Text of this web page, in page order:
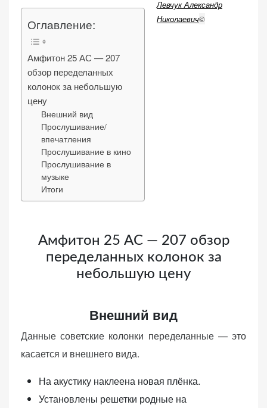
Левчук Александр
Николаевич©
Оглавление:
Амфитон 25 АС — 207
обзор переделанных
колонок за небольшую
цену
Внешний вид
Прослушивание/
впечатления
Прослушивание в кино
Прослушивание в
музыке
Итоги
Амфитон 25 АС — 207 обзор
переделанных колонок за
небольшую цену
Внешний вид
Данные советские колонки переделанные — это
касается и внешнего вида.
На акустику наклеена новая плёнка.
Установлены решетки родные на
«Настройки
Обязательные
(технические)
Необходимы для
работы сайта.
Сохраняют
корзину,
авторизацию. Они
необходимы для
функционирования
веб-сайта.
нормальную
работу сайта. Если
вы откажетесь от
использования
функции веб-сайта
исчезнут.
(аналитика)
Анализируют